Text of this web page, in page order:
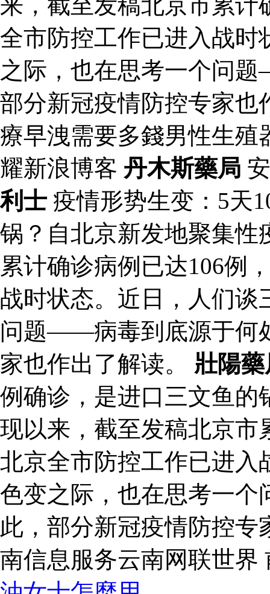
全市防控工作已进入战时
之际，也在思考一个问
部分新冠疫情防控专家
療早洩需要多錢男性生殖
耀新浪博客 丹木斯藥局
利士 疫情形势生变：5天
锅？自北京新发地聚集性
累计确诊病例已达106例
战时状态。近日，人们谈
问题——病毒到底源于何
家也作出了解读。 壯陽
例确诊，是进口三文鱼的
现以来，截至发稿北京市
北京全市防控工作已进入
色变之际，也在思考一
此，部分新冠疫情防控
南信息服务云南网联世